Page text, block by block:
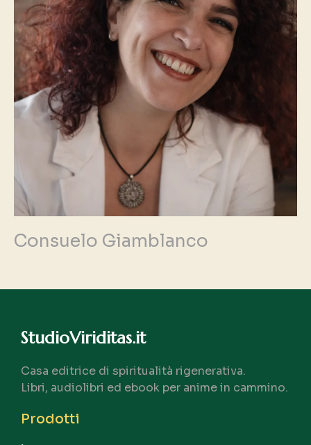
Consuelo Giamblanco
StudioViriditas.it
Casa editrice di spiritualità rigenerativa.
Libri, audiolibri ed ebook per anime in cammino.
Prodotti